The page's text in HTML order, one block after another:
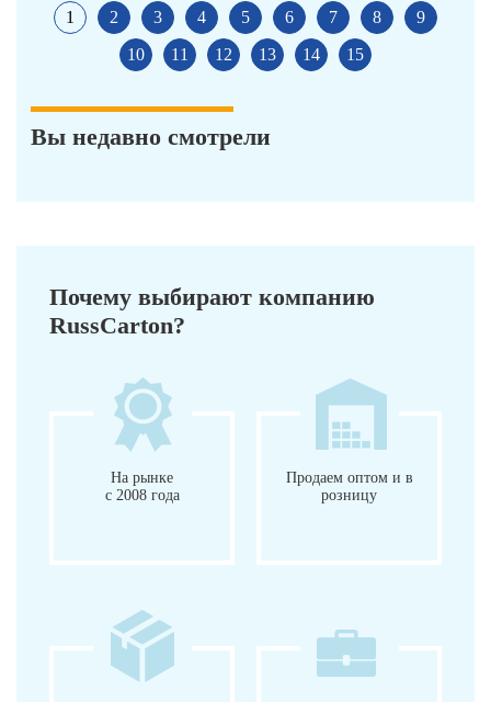
1 2 3 4 5 6 7 8
9
10
11 12 13 14 15
Вы недавно смотрели
Почему выбирают компанию
RussCarton?
На рынке
с 2008 года
Продаем оптом и в
розницу